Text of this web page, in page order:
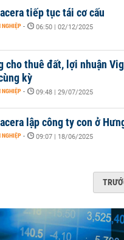
tiếp tục tái cơ cấu
NGHIỆP - 06:50 | 02/12/2025
cho thuê đất, lợi nhuận
kỳ
NGHIỆP - 09:48 | 29/07/2025
lập công ty con ở
NGHIỆP - 09:07 | 18/06/2025